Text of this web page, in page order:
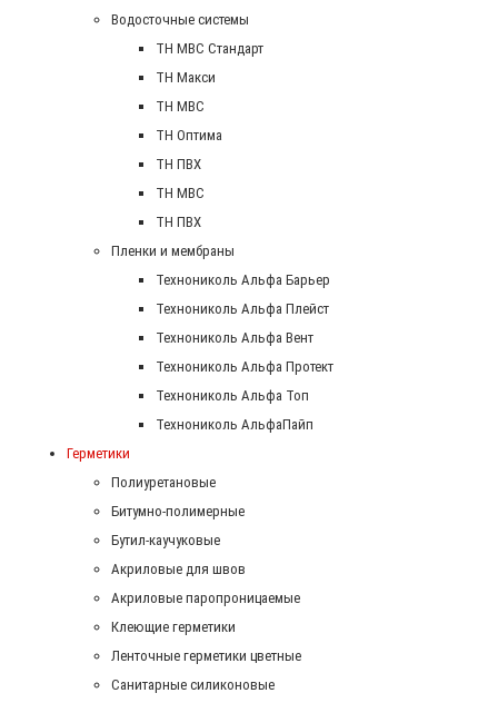
Водосточные системы
TH MBC Стандарт
TH Макси
TH МВС
TH Оптима
TH ПВХ
ТН МВС
ТН ПВХ
Пленки и мембраны
Технониколь Альфа Барьер
Технониколь Альфа Плейст
Технониколь Альфа Вент
Технониколь Альфа Протект
Технониколь Альфа Топ
Технониколь АльфаПайп
Герметики
Полиуретановые
Битумно-полимерные
Бутил-каучуковые
Акриловые для швов
Акриловые паропроницаемые
Клеющие герметики
Ленточные герметики цветные
Санитарные силиконовые